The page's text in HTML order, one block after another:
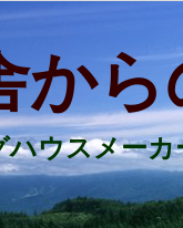
か
ハウスメー